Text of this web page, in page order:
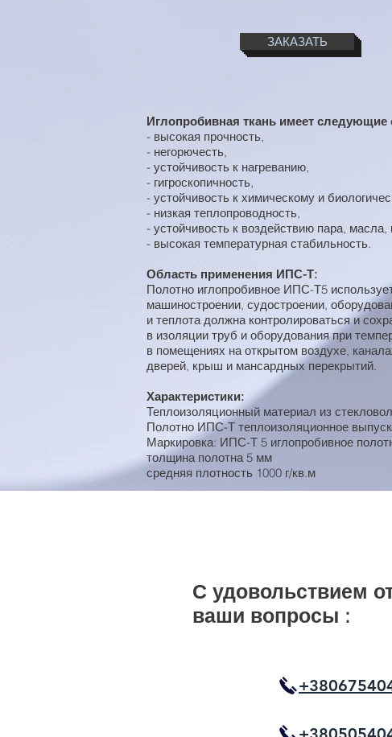
ЗАКАЗАТЬ
Иглопробивная ткань имеет следующие
- высокая прочность,
- негорючесть,
- устойчивость к нагреванию,
- гигроскопичность,
- устойчивость к химическому и
- низкая теплопроводность,
- устойчивость к воздействию пара,
- высокая температурная стабильность.
Область применения ИПС-Т:
Полотно иглопробивное ИПС-Т5
машиностроении, судостроении,
и теплота должна контролироваться и
в изоляции труб и оборудования при
в помещениях на открытом воздухе,
дверей, крыш и мансардных перекрытий.
Характеристики:
Теплоизоляционный материал из
Полотно ИПС-Т теплоизоляционное
Маркировка: ИПС-Т 5 иглопробивное
толщина полотна 5 мм
средняя плотность 1000 г/кв.м
С удовольствием
ваши вопросы :